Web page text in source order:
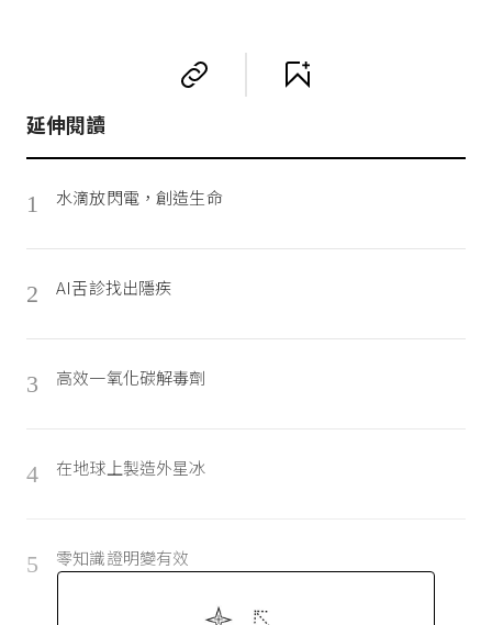
延伸閱讀
1 水滴放閃電，創造生命
2 AI舌診找出隱疾
3 高效一氧化碳解毒劑
4 在地球上製造外星冰
5 零知識證明變有效